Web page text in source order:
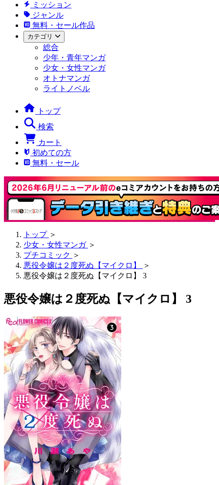
ミッション
ジャンル
無料・セール作品
カテゴリ
総合
少年・青年マンガ
少女・女性マンガ
オトナマンガ
ライトノベル
トップ
検索
カート
初めての方
無料・セール
トップ ＞
少女・女性マンガ ＞
プチコミック ＞
悪役令嬢は２度死ぬ【マイクロ】
＞
悪役令嬢は２度死ぬ【マイクロ】 3
悪役令嬢は２度死ぬ【マイクロ】 3